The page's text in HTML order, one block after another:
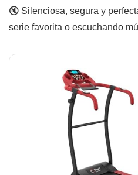
🔇 Silenciosa, segura y
serie favorita o escuchando